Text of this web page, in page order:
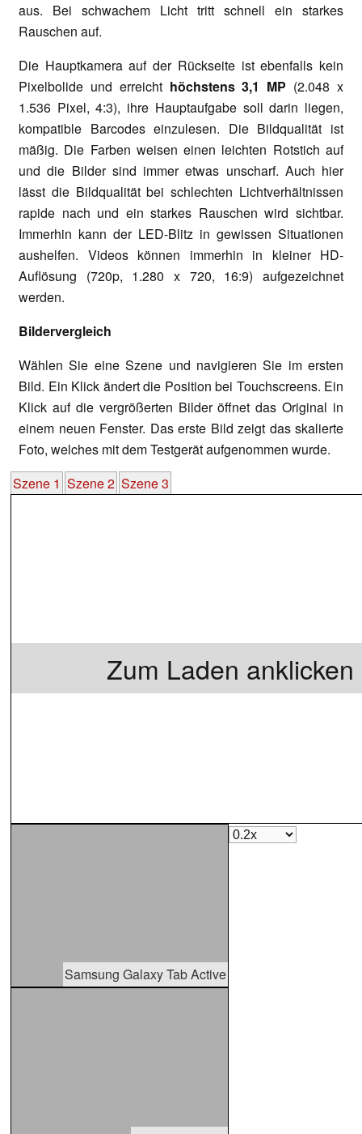
aus. Bei schwachem Licht tritt schnell ein starkes
Rauschen auf.
Die Hauptkamera auf der Rückseite ist ebenfalls kein
Pixelbolide und erreicht höchstens 3,1 MP (2.048 x
1.536 Pixel, 4:3), ihre Hauptaufgabe soll darin liegen,
kompatible Barcodes einzulesen. Die Bildqualität ist
mäßig. Die Farben weisen einen leichten Rotstich auf
und die Bilder sind immer etwas unscharf. Auch hier
lässt die Bildqualität bei schlechten Lichtverhältnissen
rapide nach und ein starkes Rauschen wird sichtbar.
Immerhin kann der LED-Blitz in gewissen Situationen
aushelfen. Videos können immerhin in kleiner HD-
Auflösung (720p, 1.280 x 720, 16:9) aufgezeichnet
werden.
Bildervergleich
Wählen Sie eine Szene und navigieren Sie im ersten
Bild. Ein Klick ändert die Position bei Touchscreens. Ein
Klick auf die vergrößerten Bilder öffnet das Original in
einem neuen Fenster. Das erste Bild zeigt das skalierte
Foto, welches mit dem Testgerät aufgenommen wurde.
Szene 1 Szene 2 Szene 3
Zum Laden anklicken
Samsung Galaxy Tab Active